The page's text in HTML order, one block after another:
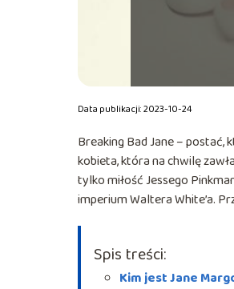
Data publikacji: 2023-10-24
Breaking Bad Jane –
kobieta, która na chwilę
tylko miłość Jessego
imperium Waltera White’a.
Spis treści:
Kim jest Jane